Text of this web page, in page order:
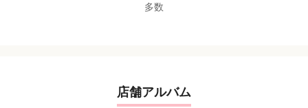
多数
店舗アルバム